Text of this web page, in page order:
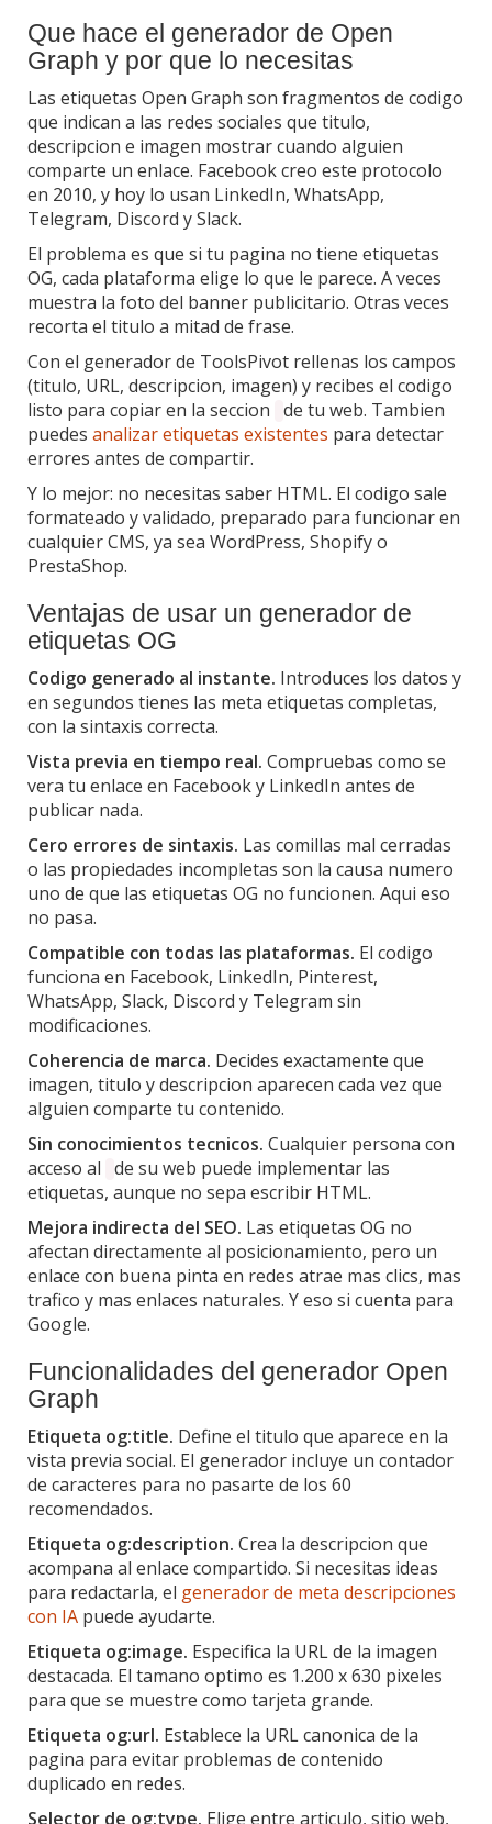
Que hace el generador de Open
Graph y por que lo necesitas
Las etiquetas Open Graph son fragmentos de codigo
que indican a las redes sociales que titulo,
descripcion e imagen mostrar cuando alguien
comparte un enlace. Facebook creo este protocolo
en 2010, y hoy lo usan LinkedIn, WhatsApp,
Telegram, Discord y Slack.
El problema es que si tu pagina no tiene etiquetas
OG, cada plataforma elige lo que le parece. A veces
muestra la foto del banner publicitario. Otras veces
recorta el titulo a mitad de frase.
Con el generador de ToolsPivot rellenas los campos
(titulo, URL, descripcion, imagen) y recibes el codigo
listo para copiar en la seccion de tu web. Tambien
puedes analizar etiquetas existentes para detectar
errores antes de compartir.
Y lo mejor: no necesitas saber HTML. El codigo sale
formateado y validado, preparado para funcionar en
cualquier CMS, ya sea WordPress, Shopify o
PrestaShop.
Ventajas de usar un generador de
etiquetas OG
Codigo generado al instante. Introduces los datos y
en segundos tienes las meta etiquetas completas,
con la sintaxis correcta.
Vista previa en tiempo real. Compruebas como se
vera tu enlace en Facebook y LinkedIn antes de
publicar nada.
Cero errores de sintaxis. Las comillas mal cerradas
o las propiedades incompletas son la causa numero
uno de que las etiquetas OG no funcionen. Aqui eso
no pasa.
Compatible con todas las plataformas. El codigo
funciona en Facebook, LinkedIn, Pinterest,
WhatsApp, Slack, Discord y Telegram sin
modificaciones.
Coherencia de marca. Decides exactamente que
imagen, titulo y descripcion aparecen cada vez que
alguien comparte tu contenido.
Sin conocimientos tecnicos. Cualquier persona con
acceso al de su web puede implementar las
etiquetas, aunque no sepa escribir HTML.
Mejora indirecta del SEO. Las etiquetas OG no
afectan directamente al posicionamiento, pero un
enlace con buena pinta en redes atrae mas clics, mas
trafico y mas enlaces naturales. Y eso si cuenta para
Google.
Funcionalidades del generador Open
Graph
Etiqueta og:title. Define el titulo que aparece en la
vista previa social. El generador incluye un contador
de caracteres para no pasarte de los 60
recomendados.
Etiqueta og:description. Crea la descripcion que
acompana al enlace compartido. Si necesitas ideas
para redactarla, el generador de meta descripciones
con IA puede ayudarte.
Etiqueta og:image. Especifica la URL de la imagen
destacada. El tamano optimo es 1.200 x 630 pixeles
para que se muestre como tarjeta grande.
Etiqueta og:url. Establece la URL canonica de la
pagina para evitar problemas de contenido
duplicado en redes.
Selector de og:type. Elige entre articulo, sitio web,